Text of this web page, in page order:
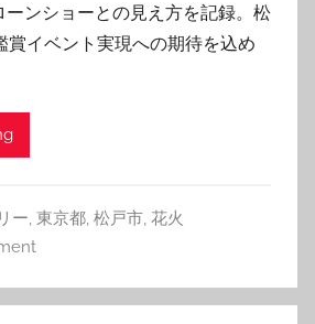
ーンショーとの見え方を記録。松
賞イベント実現への期待を込め
ー 東京都, 松戸市, 花火